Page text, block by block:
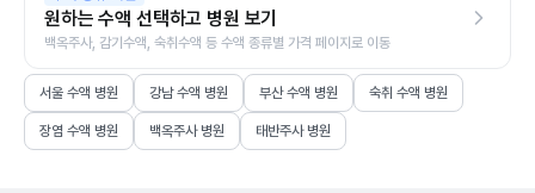
원하는 수액 선택하고 병원 보기
백옥주사, 감기수액, 숙취수액 등 수액 종류별 가격 페이지로 이동
서울 수액 병원 강남 수액 병원 부산 수액 병원 숙취 수액 병원
장염 수액 병원 백옥주사 병원 태반주사 병원